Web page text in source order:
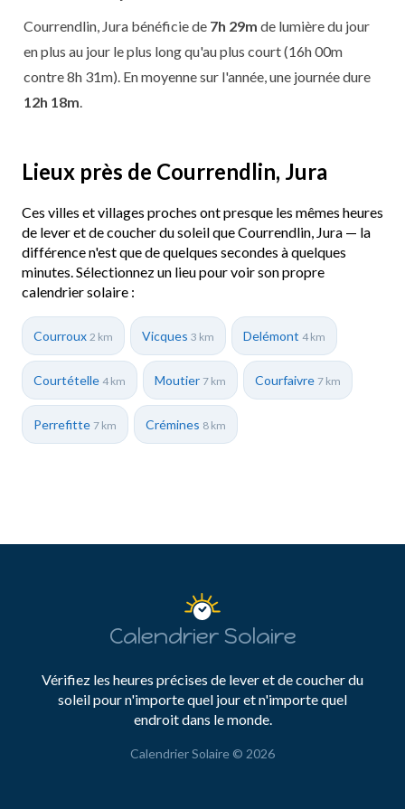
Courrendlin, Jura bénéficie de 7h 29m de lumière du jour
en plus au jour le plus long qu'au plus court (16h 00m
contre 8h 31m). En moyenne sur l'année, une journée dure
12h 18m
Lieux près de Courrendlin, Jura
Ces villes et villages proches ont presque les mêmes heures
de lever et de coucher du soleil que Courrendlin, Jura — la
différence n'est que de quelques secondes à quelques
minutes. Sélectionnez un lieu pour voir son propre
calendrier solaire :
Courroux 2 km Vicques 3 km Delémont 4 km
Courtételle 4 km Moutier 7 km Courfaivre 7 km
Perrefitte 7 km Crémines 8 km
Calendrier Solaire
Vérifiez les heures précises de lever et de coucher du
soleil pour n'importe quel jour et n'importe quel
endroit dans le monde.
Calendrier Solaire © 2026